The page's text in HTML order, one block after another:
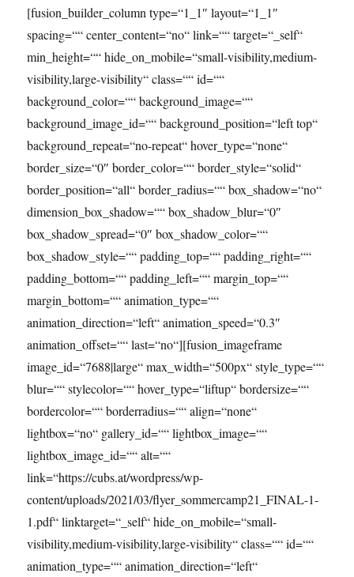
[fusion_builder_column type=“1_1″ layout=“1_1″
spacing=““ center_content=“no“ link=““ target=“_self“
min_height=““ hide_on_mobile=“small-visibility,medium-
visibility,large-visibility“ class=““ id=““
background_color=““ background_image=““
background_image_id=““ background_position=“left top“
background_repeat=“no-repeat“ hover_type=“none“
border_size=“0″ border_color=““ border_style=“solid“
border_position=“all“ border_radius=““ box_shadow=“no“
dimension_box_shadow=““ box_shadow_blur=“0″
box_shadow_spread=“0″ box_shadow_color=““
box_shadow_style=““ padding_top=““ padding_right=““
padding_bottom=““ padding_left=““ margin_top=““
margin_bottom=““ animation_type=““
animation_direction=“left“ animation_speed=“0.3″
animation_offset=““ last=“no“][fusion_imageframe
image_id=“7688|large“ max_width=“500px“ style_type=““
blur=““ stylecolor=““ hover_type=“liftup“ bordersize=““
bordercolor=““ borderradius=““ align=“none“
lightbox=“no“ gallery_id=““ lightbox_image=““
lightbox_image_id=““ alt=““
link=“https://cubs.at/wordpress/wp-
content/uploads/2021/03/flyer_sommercamp21_FINAL-1-
1.pdf“ linktarget=“_self“ hide_on_mobile=“small-
visibility,medium-visibility,large-visibility“ class=““ id=““
animation_type=““ animation_direction=“left“